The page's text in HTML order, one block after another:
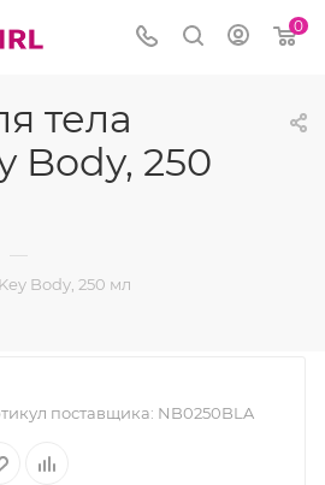
0
тела
Body, 250
—
Body, 250 мл
поставщика: NB0250BLA